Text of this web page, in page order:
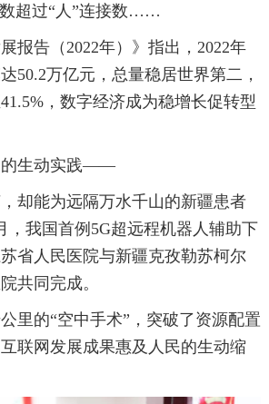
超过“人”连接数……
告（2022年）》指出，2022年
50.2万亿元，总量稳居世界第二，
，数字经济成为稳增长促转型
生动实践——
能为远隔万水千山的新疆患者
，我国首例5G超远程机器人辅助下
省人民医院与新疆克孜勒苏柯尔
共同完成。
的“空中手术”，突破了资源配置
联网发展成果惠及人民的生动缩